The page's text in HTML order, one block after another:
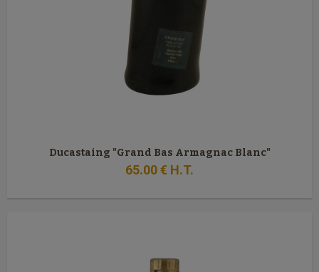
Ducastaing "Grand Bas Armagnac Blanc"
65.00€ H.T.